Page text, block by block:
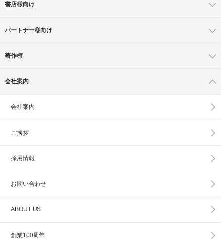
書店様向け
パートナー様向け
著作権
会社案内
会社案内
ご挨拶
採用情報
お問い合わせ
ABOUT US
創業100周年